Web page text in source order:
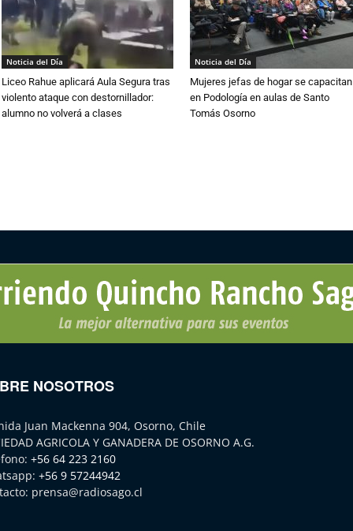
Noticia del Día
Liceo Rahue aplicará Aula Segura tras
violento ataque con destornillador:
alumno no volverá a clases
Noticia del Día
Mujeres jefas de hogar se capacitan
en Podología en aulas de Santo
Tomás Osorno
NOSOTROS
Juan Mackenna 904, Osorno, Chile
AGRICOLA Y GANADERA DE OSORNO A.G.
+56 64 223 2160
+56 9 57244942
prensa@radiosago.cl